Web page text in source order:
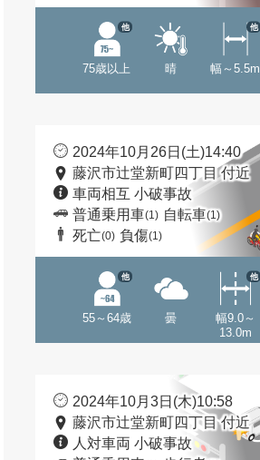
75歳以上
他
晴 幅～5.5m
他
2024年10月26日(土)14:40
藤沢市辻堂新町四丁目 付近
車両相互 小破事故
普通乗用車(1) 自転車(1)
死亡(0) 負傷(1)
55～64歳
他
曇
幅9.0～
13.0m
他
2024年10月3日(木)10:58
藤沢市辻堂新町四丁目 付近
人対車両 小破事故